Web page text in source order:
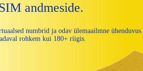
andmeside.
numbrid ja odav ülemaailmne ühenduvus.
rohkem kui 180+ riigis.